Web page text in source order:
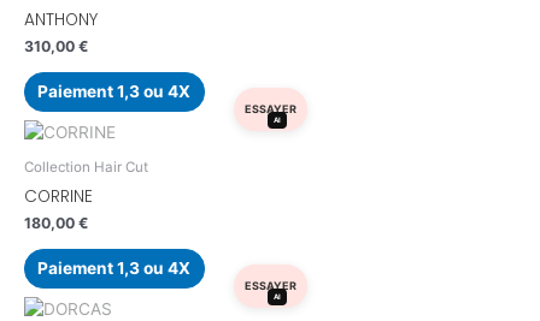
ANTHONY
310,00 €
Paiement 1,3 ou 4X
AI
ESSAYER
Collection Hair Cut
CORRINE
180,00 €
Paiement 1,3 ou 4X
AI
ESSAYER